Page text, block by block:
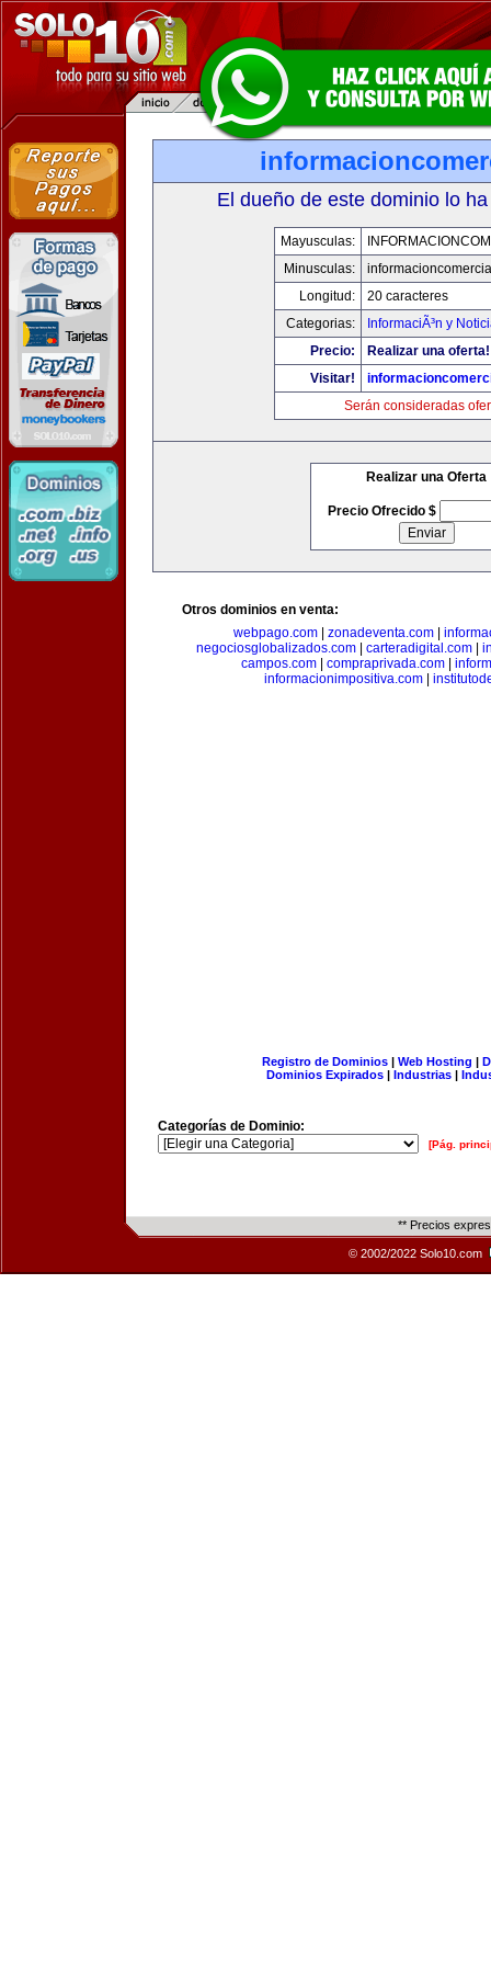
El dueño de este dominio lo
Mayusculas:
Minusculas:
Longitud:
20 caracteres
Categorias:
InformaciÃ³n y
Precio:
Realizar una oferta!
Visitar!
Serán consideradas
Realizar una Oferta
Precio Ofrecido $
Otros dominios en venta:
webpago.com
zonadeventa.com
negociosglobalizados.com
carteradigital.com
campos.com
compraprivada.com
informacionimpositiva.com
Registro de Dominios| Web Hosting |
Dominios Expirados | Industrias |
Categorías de Dominio:
[Pág.
** Precios
© 2002/2022 Solo10.com